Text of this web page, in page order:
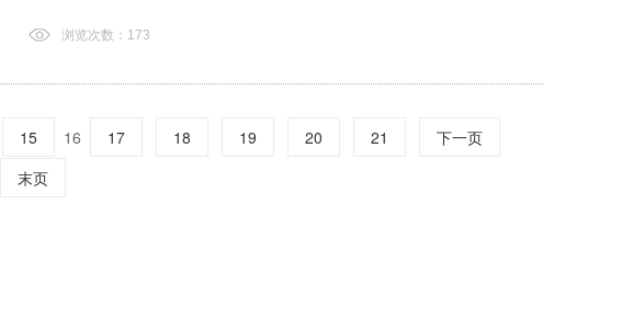
浏览次数：173
15 16 17 18 19 20 21
下一页
末页